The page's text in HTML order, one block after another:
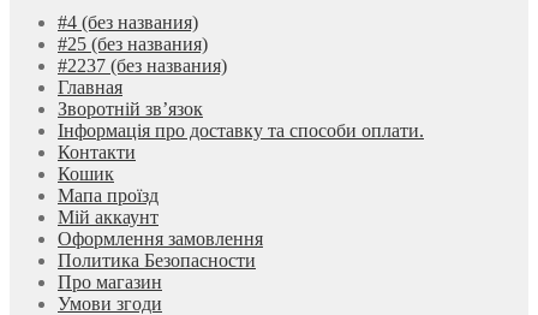
#4 (без названия)
#25 (без названия)
#2237 (без названия)
Главная
Зворотній зв’язок
Інформація про доставку та способи оплати.
Контакти
Кошик
Мапа проїзд
Мій аккаунт
Оформлення замовлення
Политика Безопасности
Про магазин
Умови згоди